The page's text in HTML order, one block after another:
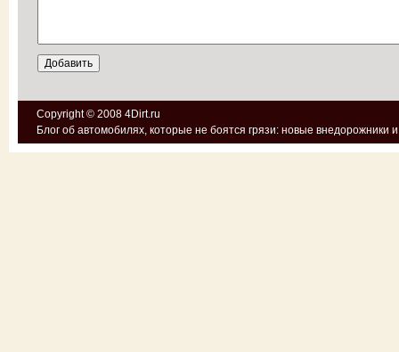
Copyright © 2008 4Dirt.ru
Блог об автомобилях, которые не боятся грязи: новые внедорожники